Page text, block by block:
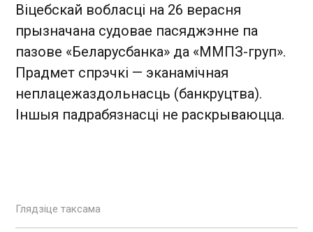
Віцебскай вобласці на 26 верасня
прызначана судовае пасяджэнне па
пазове «Беларусбанка» да «ММПЗ-груп».
Прадмет спрэчкі — эканамічная
неплацежаздольнасць (банкруцтва).
Іншыя падрабязнасці не раскрываюцца.
Глядзіце таксама